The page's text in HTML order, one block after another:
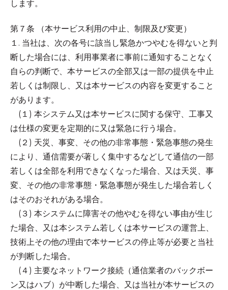
します。
第７条 （本サービス利用の中止、制限及び変更）
１. 当社は、次の各号に該当し緊急かつやむを得ないと判
断した場合には、利用事業者に事前に通知することなく
自らの判断で、本サービスの全部又は一部の提供を中止
若しくは制限し、又は本サービスの内容を変更すること
があります。
(１) 本システム又は本サービスに関する保守、工事又
は仕様の変更を定期的に又は緊急に行う場合。
(２) 天災、事変、その他の非常事態・緊急事態の発生
により、通信需要が著しく集中するなどして通信の一部
若しくは全部を利用できなくなった場合、又は天災、事
変、その他の非常事態・緊急事態が発生した場合若しく
はそのおそれがある場合。
(３) 本システムに障害その他やむを得ない事由が生じ
た場合、又は本システム若しくは本サービスの運営上、
技術上その他の理由で本サービスの停止等が必要と当社
が判断した場合。
(４) 主要なネットワーク接続（通信業者のバックボー
ン又はハブ）が中断した場合、又は当社が本サービスの